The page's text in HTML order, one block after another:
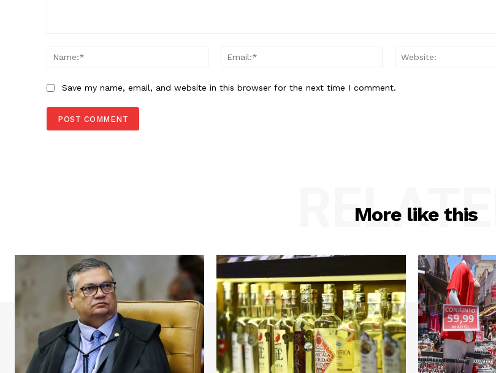
Name:*
Email:*
Save my name, email, and website in this browser for the next time I comment.
More like this
RELATED